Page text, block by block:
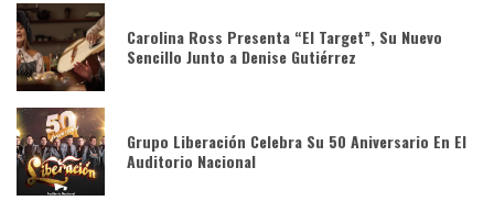
Carolina Ross Presenta “El Target”, Su Nuevo
Sencillo Junto a Denise Gutiérrez
Grupo Liberación Celebra Su 50 Aniversario En El
Auditorio Nacional